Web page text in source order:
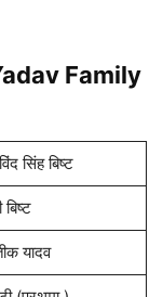
Family
सिंह बिष्ट
यादव